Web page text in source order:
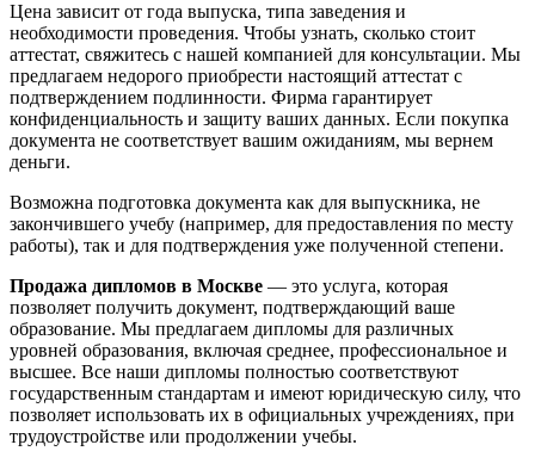
Цена зависит от года выпуска, типа заведения и
необходимости проведения. Чтобы узнать, сколько стоит
аттестат, свяжитесь с нашей компанией для консультации. Мы
предлагаем недорого приобрести настоящий аттестат с
подтверждением подлинности. Фирма гарантирует
конфиденциальность и защиту ваших данных. Если покупка
документа не соответствует вашим ожиданиям, мы вернем
деньги.
Возможна подготовка документа как для выпускника, не
закончившего учебу (например, для предоставления по месту
работы), так и для подтверждения уже полученной степени.
Продажа дипломов в Москве — это услуга, которая
позволяет получить документ, подтверждающий ваше
образование. Мы предлагаем дипломы для различных
уровней образования, включая среднее, профессиональное и
высшее. Все наши дипломы полностью соответствуют
государственным стандартам и имеют юридическую силу, что
позволяет использовать их в официальных учреждениях, при
трудоустройстве или продолжении учебы.